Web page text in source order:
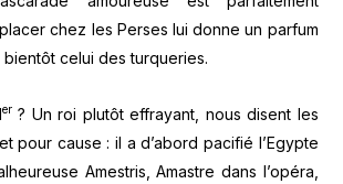
chez les Perses lui donne un parfum
celui des turqueries.
er? Un roi plutôt effrayant, nous disent les
pour cause : il a d’abord pacifié l’Egypte
Amestris, Amastre dans l’opéra,